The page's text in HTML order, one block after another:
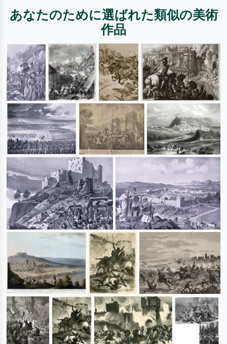
あなたのために選ばれた類似の美術
作品